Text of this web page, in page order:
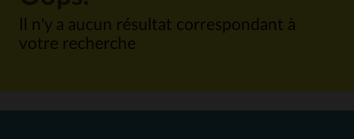
Il n'y a aucun résultat correspondant à
votre recherche